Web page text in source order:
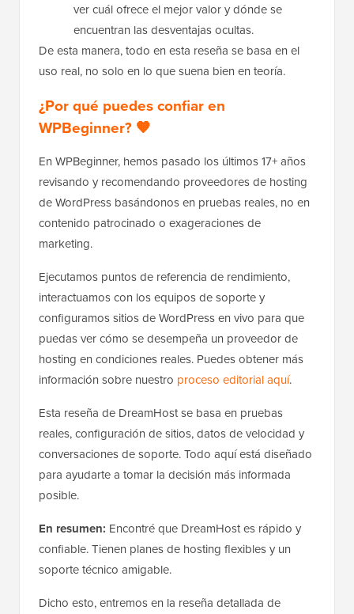
ver cuál ofrece el mejor valor y dónde se
encuentran las desventajas ocultas.
De esta manera, todo en esta reseña se basa en el
uso real, no solo en lo que suena bien en teoría.
¿Por qué puedes confiar en
WPBeginner? 🧡
En WPBeginner, hemos pasado los últimos 17+ años
revisando y recomendando proveedores de hosting
de WordPress basándonos en pruebas reales, no en
contenido patrocinado o exageraciones de
marketing.
Ejecutamos puntos de referencia de rendimiento,
interactuamos con los equipos de soporte y
configuramos sitios de WordPress en vivo para que
puedas ver cómo se desempeña un proveedor de
hosting en condiciones reales. Puedes obtener más
información sobre nuestro proceso editorial aquí.
Esta reseña de DreamHost se basa en pruebas
reales, configuración de sitios, datos de velocidad y
conversaciones de soporte. Todo aquí está diseñado
para ayudarte a tomar la decisión más informada
posible.
En resumen: Encontré que DreamHost es rápido y
confiable. Tienen planes de hosting flexibles y un
soporte técnico amigable.
Dicho esto, entremos en la reseña detallada de